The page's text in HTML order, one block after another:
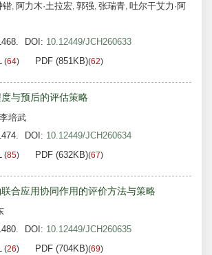
锴, 阿力木·土拉宏, 郭强, 张瑞青, 吐尔干艾力·阿
DOI: 10.12449/JCH260633
(64) PDF (851KB)(62)
与预后的评估策略
李培武
DOI: 10.12449/JCH260634
(85) PDF (632KB)(67)
合应用协同作用的评价方法与策略
DOI: 10.12449/JCH260635
(26) PDF (704KB)(69)